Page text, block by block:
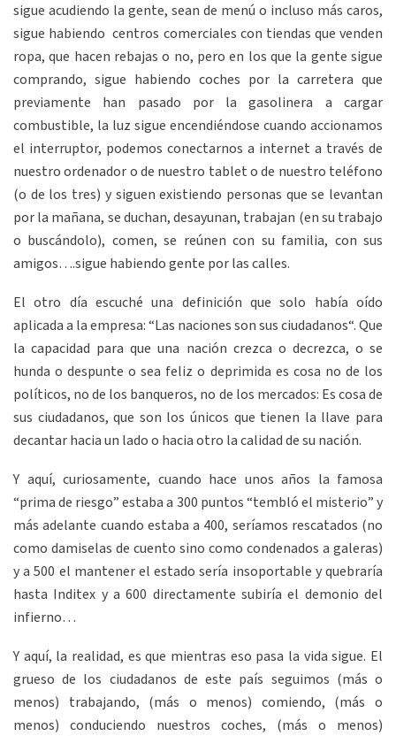
sigue acudiendo la gente, sean de menú o incluso más caros,
sigue habiendo centros comerciales con tiendas que venden
ropa, que hacen rebajas o no, pero en los que la gente sigue
comprando, sigue habiendo coches por la carretera que
previamente han pasado por la gasolinera a cargar
combustible, la luz sigue encendiéndose cuando accionamos
el interruptor, podemos conectarnos a internet a través de
nuestro ordenador o de nuestro tablet o de nuestro teléfono
(o de los tres) y siguen existiendo personas que se levantan
por la mañana, se duchan, desayunan, trabajan (en su trabajo
o buscándolo), comen, se reúnen con su familia, con sus
amigos….sigue habiendo gente por las calles.
El otro día escuché una definición que solo había oído
aplicada a la empresa: “Las naciones son sus ciudadanos“. Que
la capacidad para que una nación crezca o decrezca, o se
hunda o despunte o sea feliz o deprimida es cosa no de los
políticos, no de los banqueros, no de los mercados: Es cosa de
sus ciudadanos, que son los únicos que tienen la llave para
decantar hacia un lado o hacia otro la calidad de su nación.
Y aquí, curiosamente, cuando hace unos años la famosa
“prima de riesgo” estaba a 300 puntos “tembló el misterio” y
más adelante cuando estaba a 400, seríamos rescatados (no
como damiselas de cuento sino como condenados a galeras)
y a 500 el mantener el estado sería insoportable y quebraría
hasta Inditex y a 600 directamente subiría el demonio del
infierno…
Y aquí, la realidad, es que mientras eso pasa la vida sigue. El
grueso de los ciudadanos de este país seguimos (más o
menos) trabajando, (más o menos) comiendo, (más o
menos) conduciendo nuestros coches, (más o menos)